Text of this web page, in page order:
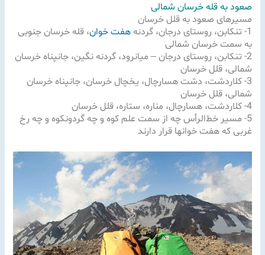
صعود به قله خرسان شمالی
مسیرهای صعود به قلل خرسان
1- تنکابن، روستای درجان، گردنه
هفت خوان، قله خرسان جنوبی
به سمت خرسان شمالی
2- تنکابن، روستای درجان – میانرود، گردنه نگین، جانپناه خرسان
شمالی، قلل خرسان
3- کلاردشت، دشت هسارچال، یخچال خرسان، جانپناه خرسان
شمالی، قلل خرسان
4- کلاردشت، هسارچال، مناره، ستاره، قلل خرسان
5- مسیر خط‌الرأس چه از سمت علم کوه و چه گردونکوه و چه رخ
غربی که هفت خوانها قرار دارند